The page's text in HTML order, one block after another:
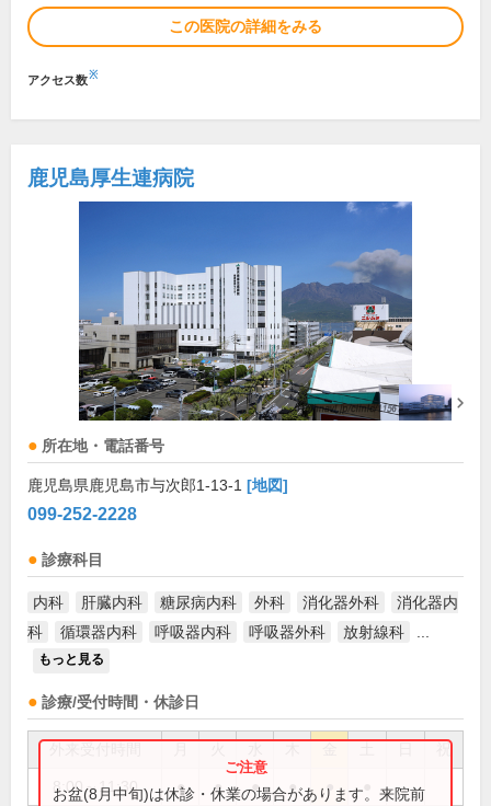
この医院の詳細をみる
アクセス数※
鹿児島厚生連病院
所在地・電話番号
鹿児島県鹿児島市与次郎1-13-1 [地図]
099-252-2228
診療科目
内科 肝臓内科 糖尿病内科 外科 消化器外科
消化器内
科
循環器内科 呼吸器内科 呼吸器外科 放射線科
もっと見る
診療/受付時間・休診日
祝
8:00～11:30 ● ● ● ● ●
お盆(8月中旬)は休診・休業の場合があります。来院前